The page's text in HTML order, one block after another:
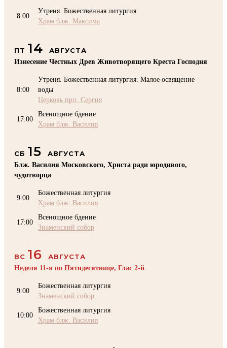
8:00
Утреня. Божественная литургия
Храм блж. Максима
ПТ 14
АВГУСТА
Изнесение Честных Древ Животворящего Креста Господня
8:00
Утреня. Божественная литургия. Малое освящение
воды
Церковь прп. Сергия
17:00
Всенощное бдение
Храм блж. Василия
СБ 15
АВГУСТА
Блж. Василия Московского, Христа ради юродивого,
чудотворца
9:00
Божественная литургия
Храм блж. Василия
17:00
Всенощное бдение
Знаменский собор
ВС 16
АВГУСТА
Неделя 11-я по Пятидесятнице, Глас 2-й
9:00
Божественная литургия
Знаменский собор
10:00
Божественная литургия
Храм блж. Василия
.